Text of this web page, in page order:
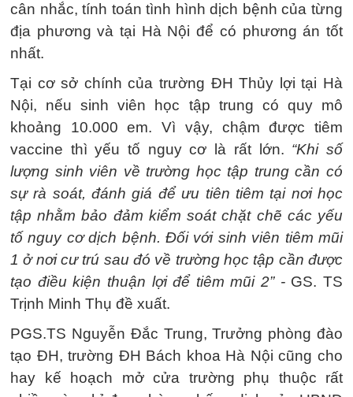
cân nhắc, tính toán tình hình dịch bệnh của từng
địa phương và tại Hà Nội để có phương án tốt
nhất.
Tại cơ sở chính của trường ĐH Thủy lợi tại Hà
Nội, nếu sinh viên học tập trung có quy mô
khoảng 10.000 em. Vì vậy, chậm được tiêm
vaccine thì yếu tố nguy cơ là rất lớn. “Khi số
lượng sinh viên về trường học tập trung cần có
sự rà soát, đánh giá để ưu tiên tiêm tại nơi học
tập nhằm bảo đảm kiểm soát chặt chẽ các yếu
tố nguy cơ dịch bệnh. Đối với sinh viên tiêm mũi
1 ở nơi cư trú sau đó về trường học tập cần được
tạo điều kiện thuận lợi để tiêm mũi 2” -GS. TS
Trịnh Minh Thụ đề xuất.
PGS.TS Nguyễn Đắc Trung, Trưởng phòng đào
tạo ĐH, trường ĐH Bách khoa Hà Nội cũng cho
hay kế hoạch mở cửa trường phụ thuộc rất